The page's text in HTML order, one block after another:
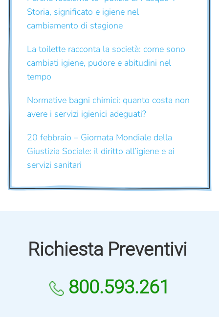
Storia, significato e igiene nel
cambiamento di stagione
La toilette racconta la società: come sono
cambiati igiene, pudore e abitudini nel
tempo
Normative bagni chimici: quanto costa non
avere i servizi igienici adeguati?
20 febbraio – Giornata Mondiale della
Giustizia Sociale: il diritto all’igiene e ai
servizi sanitari
Richiesta Preventivi
800.593.261